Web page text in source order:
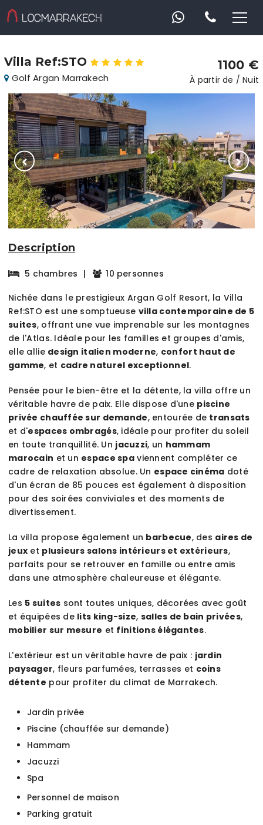
Villa Ref:STO
Golf Argan Marrakech
1100 €
À partir de / Nuit
Description
5 chambres | 10 personnes
Nichée dans le prestigieux Argan Golf Resort, la Villa
Ref:STO est une somptueuse villa contemporaine de 5
suites, offrant une vue imprenable sur les montagnes
de l'Atlas. Idéale pour les familles et groupes d'amis,
elle allie design italien moderne, confort haut de
gamme, et cadre naturel exceptionnel.
Pensée pour le bien-être et la détente, la villa offre un
véritable havre de paix. Elle dispose d'une piscine
privée chauffée sur demande, entourée de transats
et d'espaces ombragés, idéale pour profiter du soleil
en toute tranquillité. Un jacuzzi, un hammam
marocain et un espace spa viennent compléter ce
cadre de relaxation absolue. Un espace cinéma doté
d'un écran de 85 pouces est également à disposition
pour des soirées conviviales et des moments de
divertissement.
La villa propose également un barbecue, des aires de
jeux et plusieurs salons intérieurs et extérieurs,
parfaits pour se retrouver en famille ou entre amis
dans une atmosphère chaleureuse et élégante.
Les 5 suites sont toutes uniques, décorées avec goût
et équipées de lits king-size, salles de bain privées,
mobilier sur mesure et finitions élégantes.
L'extérieur est un véritable havre de paix : jardin
paysager, fleurs parfumées, terrasses et coins
détente pour profiter du climat de Marrakech.
Jardin privée
Piscine (chauffée sur demande)
Hammam
Jacuzzi
Spa
Personnel de maison
Parking gratuit